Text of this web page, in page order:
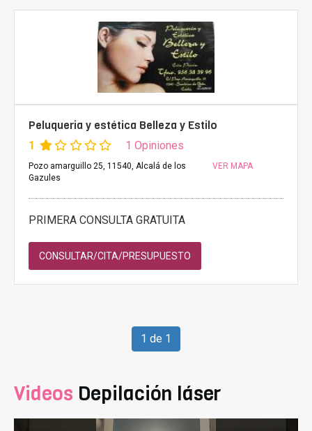
Peluqueria y estética Belleza y Estilo
1 1 Opiniones
Pozo amarguillo 25, 11540, Alcalá de los
Gazules
VER MAPA
PRIMERA CONSULTA GRATUITA
CONSULTAR/CITA/PRESUPUESTO
1 de 1
Videos Depilación láser